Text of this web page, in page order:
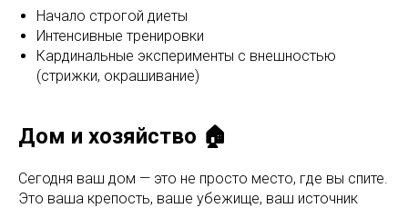
Начало строгой диеты
Интенсивные тренировки
Кардинальные эксперименты с внешностью
(стрижки, окрашивание)
Дом и хозяйство 🏠
Сегодня ваш дом — это не просто место, где вы спите.
Это ваша крепость, ваше убежище, ваш источник